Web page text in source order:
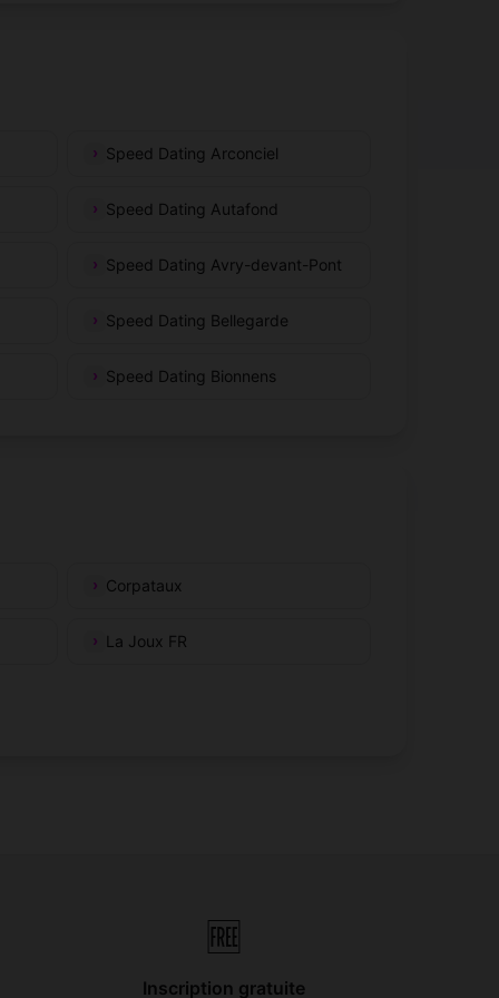
Speed Dating Arconciel
Speed Dating Autafond
Speed Dating Avry-devant-Pont
Speed Dating Bellegarde
Speed Dating Bionnens
Corpataux
La Joux FR
🆓
Inscription gratuite